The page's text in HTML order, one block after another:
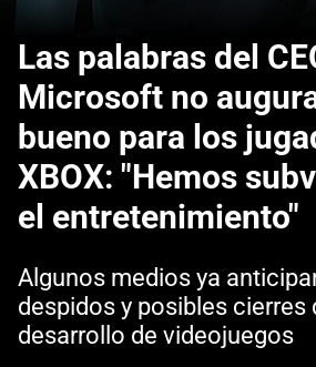
Las palabras del
Microsoft no
bueno para los
XBOX: "Hemos
el entretenimiento"
Algunos medios ya
despidos y posibles cierres
desarrollo de videojuegos